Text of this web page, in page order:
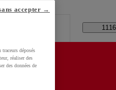
?
déposés
réaliser des
des données de
accepter →